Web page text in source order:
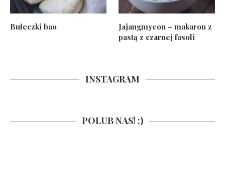
Bułeczki bao
Jajangmyeon – makaron z
pastą z czarnej fasoli
INSTAGRAM
POLUB NAS! :)